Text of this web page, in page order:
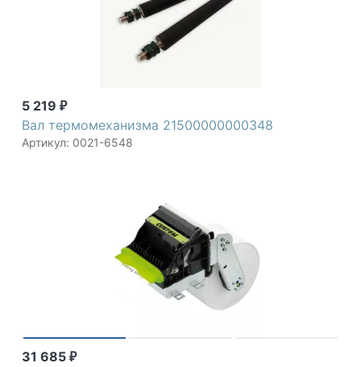
5 219 ₽
Вал термомеханизма 21500000000348
Артикул: 0021-6548
31 685 ₽